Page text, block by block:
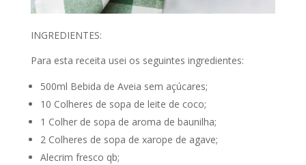
INGREDIENTES:
Para esta receita usei os seguintes ingredientes:
500ml Bebida de Aveia sem açúcares;
10 Colheres de sopa de leite de coco;
1 Colher de sopa de aroma de baunilha;
2 Colheres de sopa de xarope de agave;
Alecrim fresco qb;